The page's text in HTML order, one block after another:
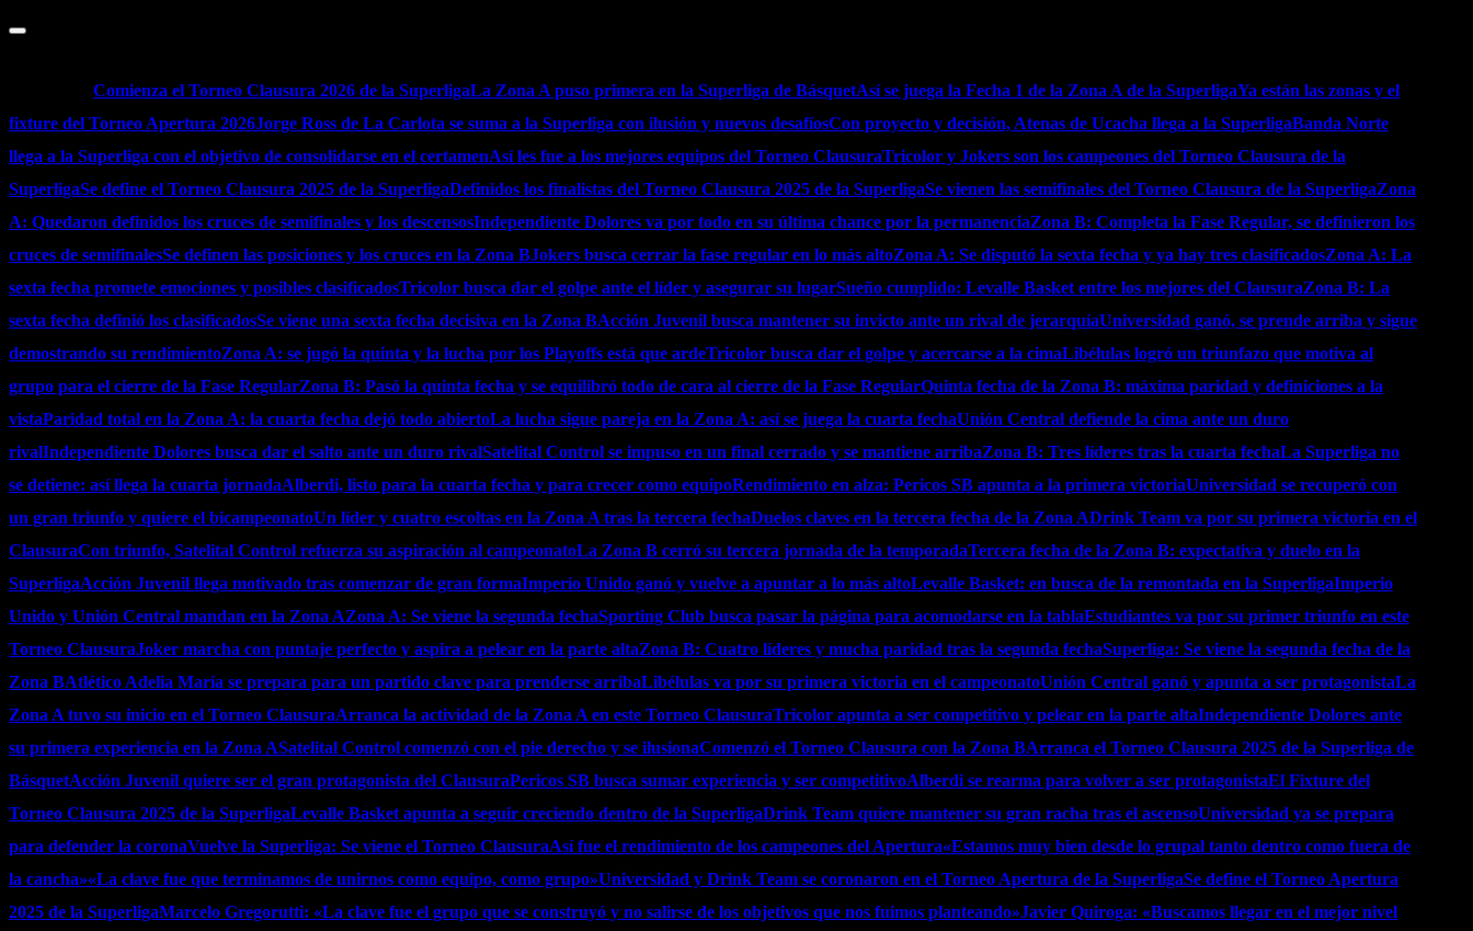
Saltar
Comienza el Torneo Clausura 2026 de la SuperligaLa Zona A puso primera en la Superliga de BásquetAsí se juega la Fecha 1 de la Zona A de la SuperligaYa están las zonas y el
fixture del Torneo Apertura 2026Jorge Ross de La Carlota se suma a la Superliga con ilusión y nuevos desafíosCon proyecto y decisión, Atenas de Ucacha llega a la SuperligaBanda Norte
llega a la Superliga con el objetivo de consolidarse en el certamenAsí les fue a los mejores equipos del Torneo ClausuraTricolor y Jokers son los campeones del Torneo Clausura de la
SuperligaSe define el Torneo Clausura 2025 de la SuperligaDefinidos los finalistas del Torneo Clausura 2025 de la SuperligaSe vienen las semifinales del Torneo Clausura de la SuperligaZona
A: Quedaron definidos los cruces de semifinales y los descensosIndependiente Dolores va por todo en su última chance por la permanenciaZona B: Completa la Fase Regular, se definieron los
cruces de semifinalesSe definen las posiciones y los cruces en la Zona BJokers busca cerrar la fase regular en lo más altoZona A: Se disputó la sexta fecha y ya hay tres clasificadosZona A: La
sexta fecha promete emociones y posibles clasificadosTricolor busca dar el golpe ante el líder y asegurar su lugarSueño cumplido: Levalle Basket entre los mejores del ClausuraZona B: La
sexta fecha definió los clasificadosSe viene una sexta fecha decisiva en la Zona BAcción Juvenil busca mantener su invicto ante un rival de jerarquíaUniversidad ganó, se prende arriba y sigue
demostrando su rendimientoZona A: se jugó la quinta y la lucha por los Playoffs está que ardeTricolor busca dar el golpe y acercarse a la cimaLibélulas logró un triunfazo que motiva al
grupo para el cierre de la Fase RegularZona B: Pasó la quinta fecha y se equilibró todo de cara al cierre de la Fase RegularQuinta fecha de la Zona B: máxima paridad y definiciones a la
vistaParidad total en la Zona A: la cuarta fecha dejó todo abiertoLa lucha sigue pareja en la Zona A: así se juega la cuarta fechaUnión Central defiende la cima ante un duro
rivalIndependiente Dolores busca dar el salto ante un duro rivalSatelital Control se impuso en un final cerrado y se mantiene arribaZona B: Tres líderes tras la cuarta fechaLa Superliga no
se detiene: así llega la cuarta jornadaAlberdi, listo para la cuarta fecha y para crecer como equipoRendimiento en alza: Pericos SB apunta a la primera victoriaUniversidad se recuperó con
un gran triunfo y quiere el bicampeonatoUn líder y cuatro escoltas en la Zona A tras la tercera fechaDuelos claves en la tercera fecha de la Zona ADrink Team va por su primera victoria en el
ClausuraCon triunfo, Satelital Control refuerza su aspiración al campeonatoLa Zona B cerró su tercera jornada de la temporadaTercera fecha de la Zona B: expectativa y duelo en la
SuperligaAcción Juvenil llega motivado tras comenzar de gran formaImperio Unido ganó y vuelve a apuntar a lo más altoLevalle Basket: en busca de la remontada en la SuperligaImperio
Unido y Unión Central mandan en la Zona AZona A: Se viene la segunda fechaSporting Club busca pasar la página para acomodarse en la tablaEstudiantes va por su primer triunfo en este
Torneo ClausuraJoker marcha con puntaje perfecto y aspira a pelear en la parte altaZona B: Cuatro líderes y mucha paridad tras la segunda fechaSuperliga: Se viene la segunda fecha de la
Zona BAtlético Adelia María se prepara para un partido clave para prenderse arribaLibélulas va por su primera victoria en el campeonatoUnión Central ganó y apunta a ser protagonistaLa
Zona A tuvo su inicio en el Torneo ClausuraArranca la actividad de la Zona A en este Torneo ClausuraTricolor apunta a ser competitivo y pelear en la parte altaIndependiente Dolores ante
su primera experiencia en la Zona ASatelital Control comenzó con el pie derecho y se ilusionaComenzó el Torneo Clausura con la Zona BArranca el Torneo Clausura 2025 de la Superliga de
BásquetAcción Juvenil quiere ser el gran protagonista del ClausuraPericos SB busca sumar experiencia y ser competitivoAlberdi se rearma para volver a ser protagonistaEl Fixture del
Torneo Clausura 2025 de la SuperligaLevalle Basket apunta a seguir creciendo dentro de la SuperligaDrink Team quiere mantener su gran racha tras el ascensoUniversidad ya se prepara
para defender la coronaVuelve la Superliga: Se viene el Torneo ClausuraAsí fue el rendimiento de los campeones del Apertura«Estamos muy bien desde lo grupal tanto dentro como fuera de
la cancha»«La clave fue que terminamos de unirnos como equipo, como grupo»Universidad y Drink Team se coronaron en el Torneo Apertura de la SuperligaSe define el Torneo Apertura
2025 de la SuperligaMarcelo Gregorutti: «La clave fue el grupo que se construyó y no salirse de los objetivos que nos fuimos planteando»Javier Quiroga: «Buscamos llegar en el mejor nivel